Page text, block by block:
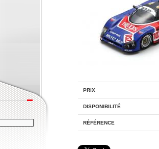
PRIX
DISPONIBILITÉ
RÉFÉRENCE